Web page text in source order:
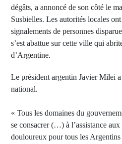
dégâts, a annoncé de son côté le
Susbielles. Les autorités locales
signalements de personnes
s’est abattue sur cette ville qui
d’Argentine.
Le président argentin Javier Milei
national.
« Tous les domaines du
se consacrer (…) à l’assistance
douloureux pour tous les